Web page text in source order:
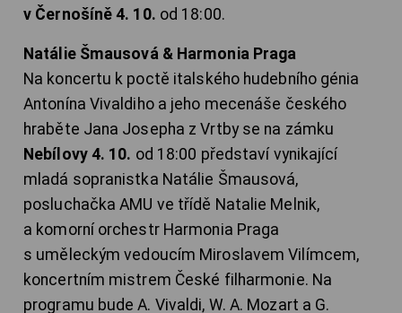
v Černošíně 4. 10. od 18:00.
Natálie Šmausová & Harmonia Praga
Na koncertu k poctě italského hudebního génia
Antonína Vivaldiho a jeho mecenáše českého
hraběte Jana Josepha z Vrtby se na zámku
Nebílovy 4. 10. od 18:00 představí vynikající
mladá sopranistka Natálie Šmausová,
posluchačka AMU ve třídě Natalie Melnik,
a komorní orchestr Harmonia Praga
s uměleckým vedoucím Miroslavem Vilímcem,
koncertním mistrem České filharmonie. Na
programu bude A. Vivaldi, W. A. Mozart a G.